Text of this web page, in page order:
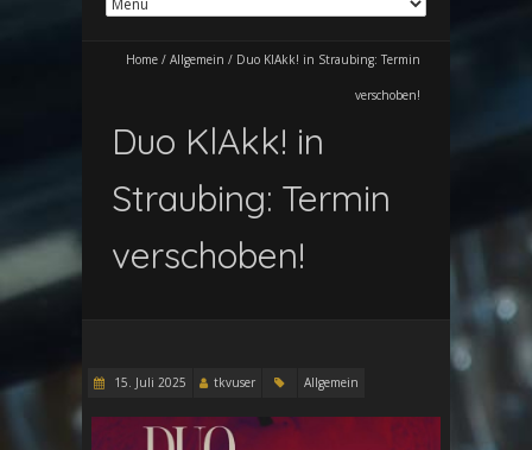
Home / Allgemein / Duo KlAkk! in Straubing: Termin
verschoben!
Duo KlAkk! in
Straubing: Termin
verschoben!
15. Juli 2025 tkvuser Allgemein